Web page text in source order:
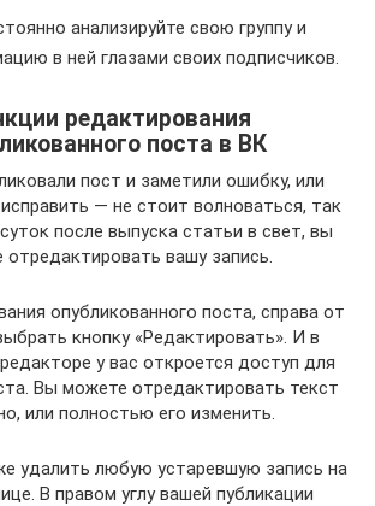
анализируйте свою группу и
в ней глазами своих подписчиков.
редактирования
поста в ВК
пост и заметили ошибку, или
— не стоит волноваться, так
после выпуска статьи в свет, вы
вашу запись.
опубликованного поста, справа от
кнопку «Редактировать». И в
у вас откроется доступ для
Вы можете отредактировать текст
или полностью его изменить.
удалить любую устаревшую запись на
В правом углу вашей публикации